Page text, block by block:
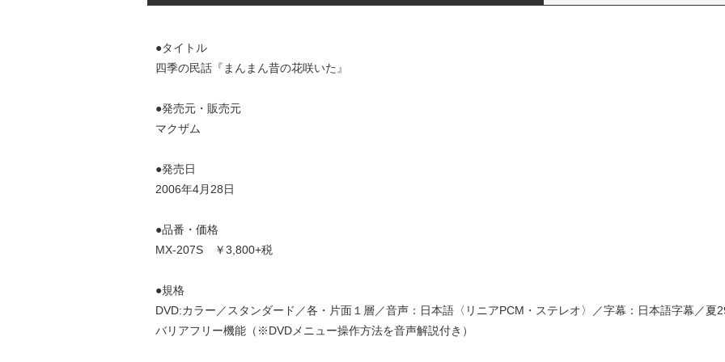
●タイトル
四季の民話『まんまん昔の花咲いた』
●発売元・販売元
マクザム
●発売日
2006年4月28日
●品番・価格
MX-207S ￥3,800+税
●規格
DVD:カラー／スタンダード／各・片面１層／音声：日本語〈リニアPCM・ステレオ〉／字幕：日本語字幕／夏
バリアフリー機能（※DVDメニュー操作方法を音声解説付き）